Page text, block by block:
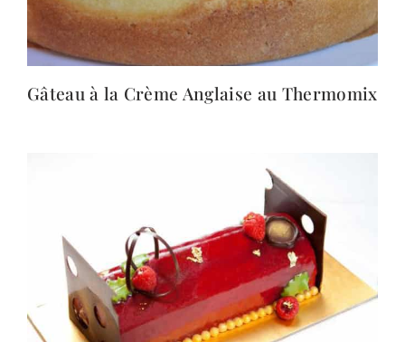
Gâteau à la Crème Anglaise au Thermomix